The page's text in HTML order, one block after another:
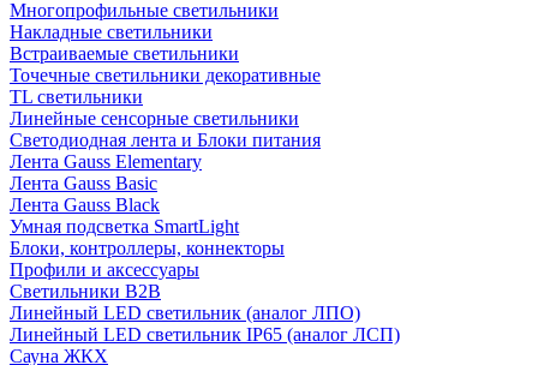
Многопрофильные светильники
Накладные светильники
Встраиваемые светильники
Точечные светильники декоративные
TL светильники
Линейные сенсорные светильники
Светодиодная лента и Блоки питания
Лента Gauss Elementary
Лента Gauss Basic
Лента Gauss Black
Умная подсветка SmartLight
Блоки, контроллеры, коннекторы
Профили и аксессуары
Светильники B2B
Линейный LED светильник (аналог ЛПО)
Линейный LED светильник IP65 (аналог ЛСП)
Сауна ЖКХ